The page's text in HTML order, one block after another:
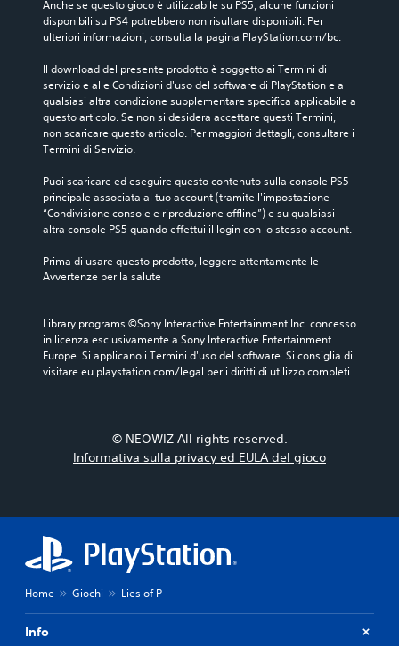
Anche se questo gioco è utilizzabile su PS5, alcune funzioni
disponibili su PS4 potrebbero non risultare disponibili. Per
ulteriori informazioni, consulta la pagina PlayStation.com/bc.
Il download del presente prodotto è soggetto ai Termini di
servizio e alle Condizioni d'uso del software di PlayStation e a
qualsiasi altra condizione supplementare specifica applicabile a
questo articolo. Se non si desidera accettare questi Termini,
non scaricare questo articolo. Per maggiori dettagli, consultare i
Termini di Servizio.
Puoi scaricare ed eseguire questo contenuto sulla console PS5
principale associata al tuo account (tramite l'impostazione
“Condivisione console e riproduzione offline”) e su qualsiasi
altra console PS5 quando effettui il login con lo stesso account.
Prima di usare questo prodotto, leggere attentamente le
Avvertenze per la salute
.
Library programs ©Sony Interactive Entertainment Inc. concesso
in licenza esclusivamente a Sony Interactive Entertainment
Europe. Si applicano i Termini d'uso del software. Si consiglia di
visitare eu.playstation.com/legal per i diritti di utilizzo completi.
© NEOWIZ All rights reserved.
Informativa sulla privacy ed EULA del gioco
Home Giochi Lies of P
Info